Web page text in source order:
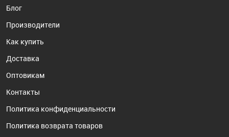
Блог
Производители
Как купить
Доставка
Оптовикам
Контакты
Политика конфиденциальности
Политика возврата товаров